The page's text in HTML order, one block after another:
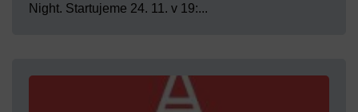
Night. Startujeme 24. 11. v 19:...